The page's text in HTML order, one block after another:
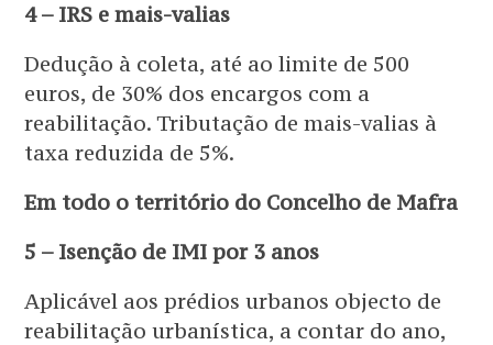
4 – IRS e mais-valias
Dedução à coleta, até ao limite de 500
euros, de 30% dos encargos com a
reabilitação. Tributação de mais-valias à
taxa reduzida de 5%.
Em todo o território do Concelho de Mafra
5 – Isenção de IMI por 3 anos
Aplicável aos prédios urbanos objecto de
reabilitação urbanística, a contar do ano,